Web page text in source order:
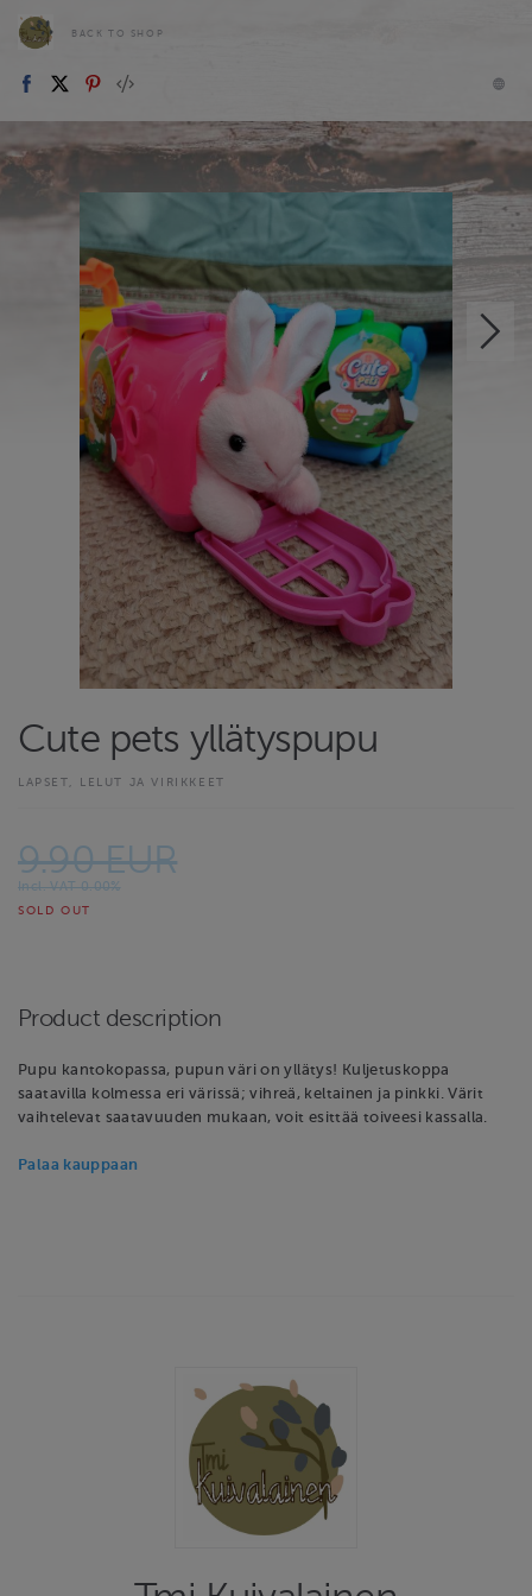
BACK TO SHOP
Cute pets yllätyspupu
LAPSET, LELUT JA VIRIKKEET
9.90 EUR
Incl. VAT 0.00%
SOLD OUT
Product description
Pupu kantokopassa, pupun väri on yllätys! Kuljetuskoppa
saatavilla kolmessa eri värissä; vihreä, keltainen ja pinkki. Värit
vaihtelevat saatavuuden mukaan, voit esittää toiveesi kassalla.
Palaa kauppaan